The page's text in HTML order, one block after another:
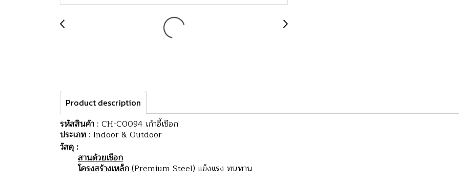
Product description
รหัสสินค้า : CH-C0094 เก้าอี้เชือก
ประเภท : Indoor & Outdoor
วัสดุ :
สานด้วยเชือก
โครงสร้างเหล็ก(Premium Steel) แข็งแรง ทนทาน